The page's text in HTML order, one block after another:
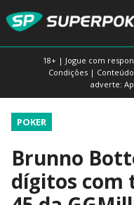
18+ | Jogue com
Condições |
adverte:
POKER
Brunno
dígitos com